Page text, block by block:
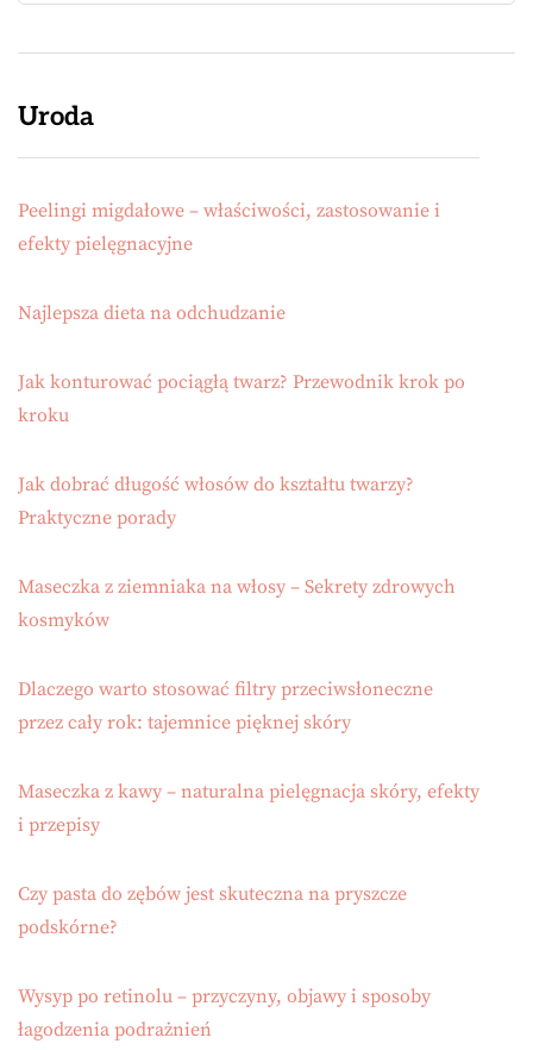
Uroda
Peelingi migdałowe – właściwości, zastosowanie i
efekty pielęgnacyjne
Najlepsza dieta na odchudzanie
Jak konturować pociągłą twarz? Przewodnik krok po
kroku
Jak dobrać długość włosów do kształtu twarzy?
Praktyczne porady
Maseczka z ziemniaka na włosy – Sekrety zdrowych
kosmyków
Dlaczego warto stosować filtry przeciwsłoneczne
przez cały rok: tajemnice pięknej skóry
Maseczka z kawy – naturalna pielęgnacja skóry, efekty
i przepisy
Czy pasta do zębów jest skuteczna na pryszcze
podskórne?
Wysyp po retinolu – przyczyny, objawy i sposoby
łagodzenia podrażnień